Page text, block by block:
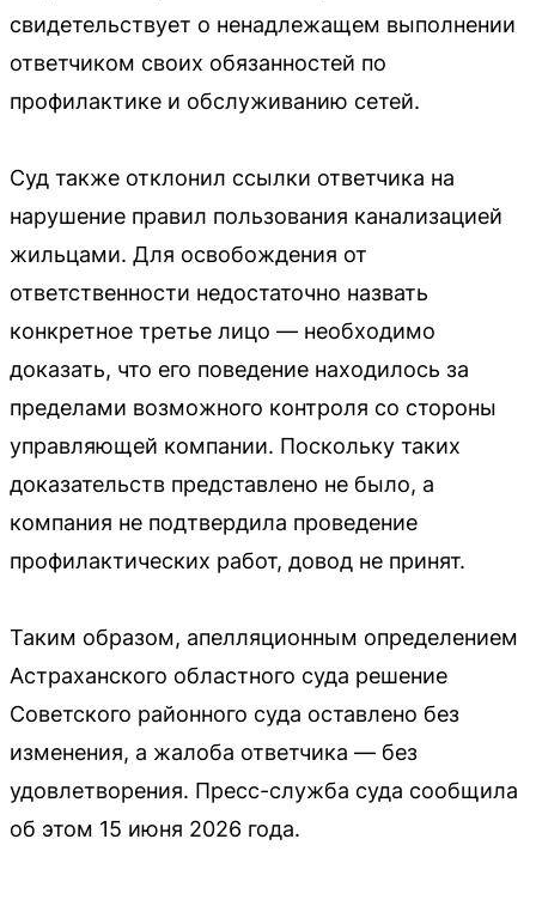
свидетельствует о ненадлежащем выполнении
ответчиком своих обязанностей по
профилактике и обслуживанию сетей.
Суд также отклонил ссылки ответчика на
нарушение правил пользования канализацией
жильцами. Для освобождения от
ответственности недостаточно назвать
конкретное третье лицо — необходимо
доказать, что его поведение находилось за
пределами возможного контроля со стороны
управляющей компании. Поскольку таких
доказательств представлено не было, а
компания не подтвердила проведение
профилактических работ, довод не принят.
Таким образом, апелляционным определением
Астраханского областного суда решение
Советского районного суда оставлено без
изменения, а жалоба ответчика — без
удовлетворения. Пресс-служба суда сообщила
об этом 15 июня 2026 года.